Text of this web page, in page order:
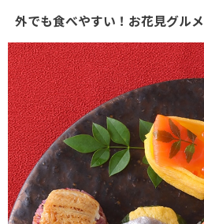
外でも食べやすい！お花見グルメ